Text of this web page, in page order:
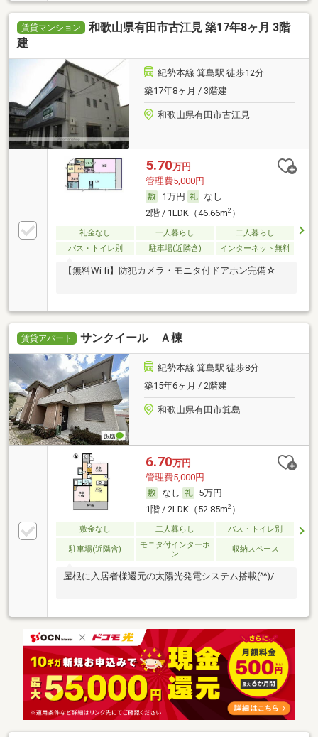
賃貸マンション
和歌山県有田市古江見 築17年8ヶ月 3階
建
紀勢本線 箕島駅 徒歩12分
築17年8ヶ月 / 3階建
和歌山県有田市古江見
5.70万円
管理費5,000円
1万円
なし
2階 / 1LDK（46.66m2）
礼金なし 一人暮らし
二人暮らし
バス・トイレ別
駐車場(近隣含) インターネット無料
【無料Wi-fi】防犯カメラ・モニタ付ドアホン完備☆
賃貸アパート サンクイール Ａ棟
紀勢本線 箕島駅 徒歩8分
築15年6ヶ月 / 2階建
和歌山県有田市箕島
6.70万円
管理費5,000円
なし
5万円
1階 / 2LDK（52.85m2）
敷金なし 二人暮らし バス・トイレ別
駐車場(近隣含)
モニタ付インターホ
ン
収納スペース
屋根に入居者様還元の太陽光発電システム搭載(^^)/